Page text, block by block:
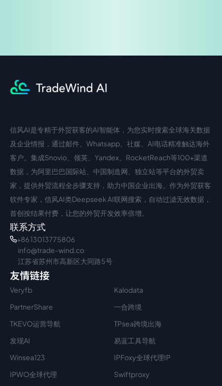
中文入口
信风AI是专精于外贸获客的AI智能体，为您实时搜索全球海关数据
及企业情报，通过邮件、Whatsapp、社媒、AI电话精准触达海外
客户。集成Snovio、领英、Yandex、RocketReach等100+渠道
数据，为阿里巴巴国际站、中国制造网、独立站等平台的外贸卖
家，提供外贸流程全步骤支持，助力中国企业出海。作为外贸获客
软件专家，信风AI类Deepseek AI联网搜索，自动过滤无效数据，
首创按结果付费，让您的外贸开发效率倍增。
联系方式
+86 13013775806
info@trade-wind.co
江苏省苏州市高新区大同路5号
友情链接
Veryfb
Kalodata
PartnerShare
一合跨境
TKEVO运营导航
TPsea跨境出海
发现AI
易蓝工具导航
Winsea123
IPFoxy全球代理IP
IPWO全球代理
Swiftproxy